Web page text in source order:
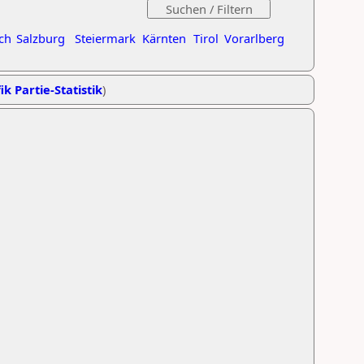
Salzburg Steiermark Kärnten Tirol Vorarlberg
Partie-Statistik)